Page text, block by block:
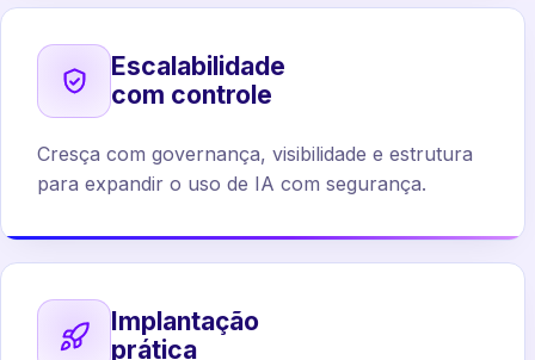
Escalabilidade
com controle
Cresça com governança, visibilidade e estrutura
para expandir o uso de IA com segurança.
Implantação
prática